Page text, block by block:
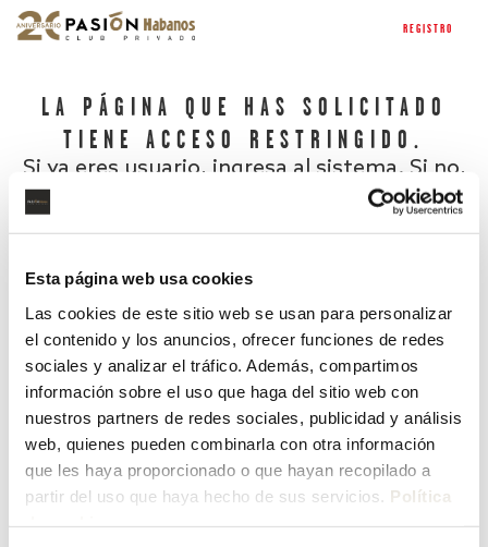
Esta página web usa cookies
Las cookies de este sitio web se usan para personalizar
el contenido y los anuncios, ofrecer funciones de redes
sociales y analizar el tráfico. Además, compartimos
información sobre el uso que haga del sitio web con
nuestros partners de redes sociales, publicidad y análisis
web, quienes pueden combinarla con otra información
que les haya proporcionado o que hayan recopilado a
partir del uso que haya hecho de sus servicios. Política
REGISTRO
LA PÁGINA QUE HAS SOLICITADO
TIENE ACCESO RESTRINGIDO.
Si ya eres usuario, ingresa al sistema. Si no,
¿Has olvidado tu contraseña?